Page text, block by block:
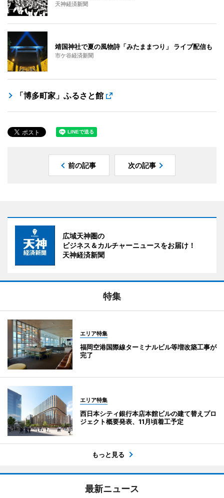
天神経済新聞
靖国神社で夏の風物詩「みたままつり」 ライブ配信も
市ケ谷経済新聞
「博多町家」ふるさと館
前の記事 次の記事
広域天神圏の
ビジネス＆カルチャーニュースをお届け！
天神経済新聞
特集
エリア特集
福岡空港国際線ターミナルビル等増改築工事が
完了
エリア特集
西日本シティ銀行本店本館ビルの建て替えプロ
ジェクト概要発表、11月頃着工予定
もっと見る
最新ニュース